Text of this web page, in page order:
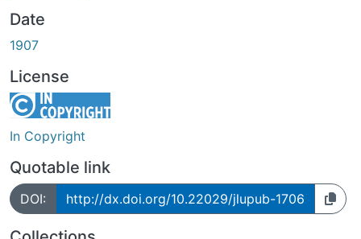
Date
1907
License
In Copyright
Quotable link
DOI: http://dx.doi.org/10.22029/jlupub-1706